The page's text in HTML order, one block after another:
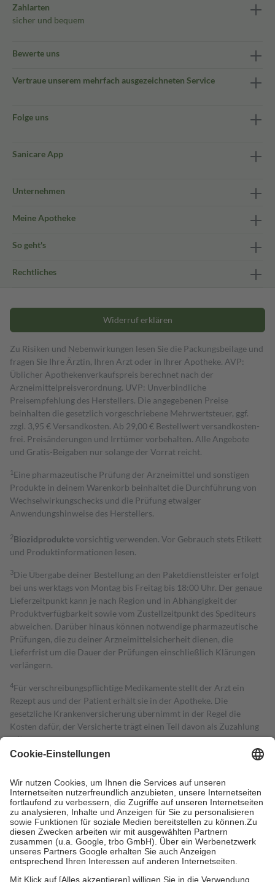
Zahlarten
sicher und bequem
Bewerte uns
Vertraue unserem mehrfach ausgezeichneten Service
Folge uns
Sanicare App
Unternehmen
Meine Apotheke
So geht's
Rechtliches
Widerruf erklären
Zu Risiken und Nebenwirkungen lesen Sie die Packungsbeilage und
fragen Sie Ihre Ärztin, Ihren Arzt oder in Ihrer Apotheke. AVP:
Üblicher Apothekenverkaufspreis berechnet nach der
Arzneimittelpreisverordnung. UVP: Unverbindliche
Preisempfehlung des Herstellers. Die angegebenen Preise
beinhalten die gesetzlich vorgeschriebene Mehrwertsteuer, ggf.
zzgl. 3,95 € Versandkosten. Ab 29,00 € Bestell­wert versand­kosten­
frei. Preisänderungen und Irrtümer vorbehalten. Alle Angebote
und Gratis-Beigaben nur solange der Vorrat reicht.
1 Eine pharmazeutische Prüfung der Arzneimittel und sonstigen
Produkte in deinem Warenkorb beinhaltet die Durchführung von
Wechselwirkungschecks und die Prüfung etwaiger
Anwendungshinweise des Herstellers.
2Biozidproduktevorsichtig verwenden. Vor Gebrauch stets Etikett
und Produktinformationen lesen.
3Die Übergabe deiner Bestellung an den Paketdienstleister erfolgt
bei uns werktags von Montag bis Freitag bis 18:00 Uhr. Der genaue
Lieferzeitpunkt kann je nach Region und in Abhängigkeit der
Produktverfügbarkeit sowie vom Zustellzeitpunkt des Spediteurs
abweichen. Darüber hinaus können notwendige pharmazeutische
Prüfungen, die zu deiner Arzneimittelsicherheit dienen, die
Lieferfrist um die Dauer der Prüfungen einschließlich Klärungen
verlängern.
4Für verschreibungspflichtige Medikamente stellt der Arzt ein
Rezept aus und der Patient erhält sie in der Apotheke. Die
gesetzliche Krankenversicherung übernimmt in der Regel die
Kosten dafür, der Versicherte trägt einen Teil davon als Zuzahlung
mit.
Grundsätzlich leisten Mitglieder Zuzahlungen in Höhe von zehn
höchstens zehn Euro.
Es sind jedoch nie mehr als die tatsächlichen
Kosten der Leistung zu entrichten.
Diese Regeln gelten grundsätzlich auch für Online-Apotheken.
Bei Heilmitteln und häuslicher Krankenpflege beträgt die
Zuzahlung zehn Prozent der Kosten sowie zehn Euro je
Verordnung.
Um das Engagement der Versicherten für ihre eigene Gesundheit zu
stärken und die besondere Stellung der Familie zu unterstützen,